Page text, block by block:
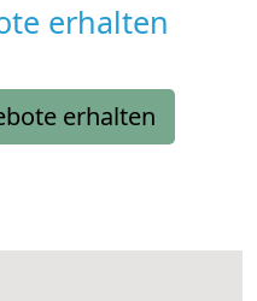
erhalten
erhalten